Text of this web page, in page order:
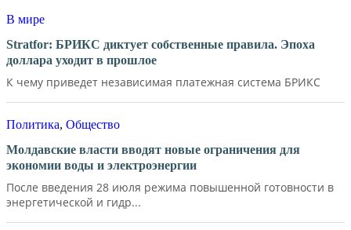
В мире
Stratfor: БРИКС диктует собственные правила. Эпоха
доллара уходит в прошлое
К чему приведет независимая платежная система БРИКС
Политика, Общество
Молдавские власти вводят новые ограничения для
экономии воды и электроэнергии
После введения 28 июля режима повышенной готовности в
энергетической и гидр...